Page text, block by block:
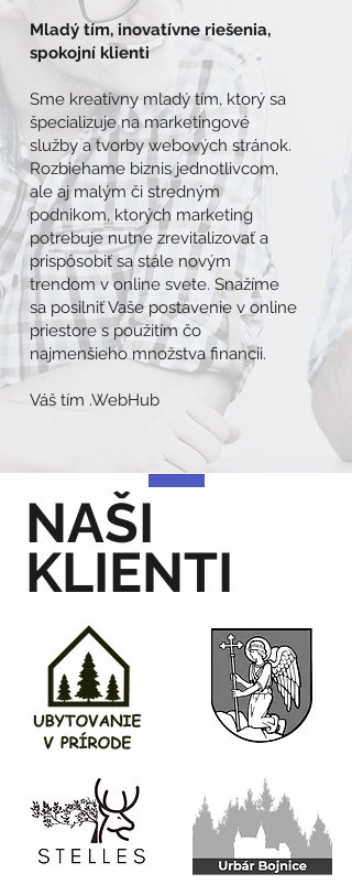
Mladý tím, inovatívne riešenia,
spokojní klienti
Sme kreatívny mladý tím, ktorý sa
špecializuje na marketingové
služby a tvorby webových stránok.
Rozbiehame biznis jednotlivcom,
ale aj malým či stredným
podnikom, ktorých marketing
potrebuje nutne zrevitalizovať a
prispôsobiť sa stále novým
trendom v online svete. Snažíme
sa posilniť Vaše postavenie v online
priestore s použitím čo
najmenšieho množstva financii.
Váš tím .WebHub
NAŠI
KLIENTI